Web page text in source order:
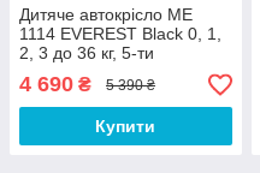
Дитяче автокрісло ME
1114 EVEREST Black 0, 1,
2, 3 до 36 кг, 5-ти
точ.рем.безпеки, isofix,
чорний
4 690 ₴ 5 390 ₴
Купити